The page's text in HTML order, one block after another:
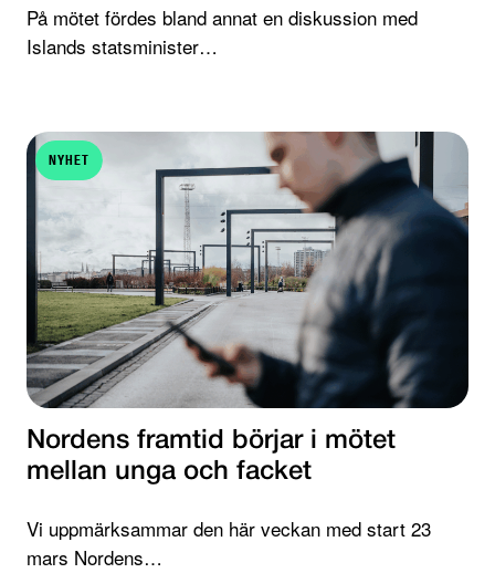
På mötet fördes bland annat en diskussion med
Islands statsminister…
NYHET
Nordens framtid börjar i mötet
mellan unga och facket
Vi uppmärksammar den här veckan med start 23
mars Nordens…